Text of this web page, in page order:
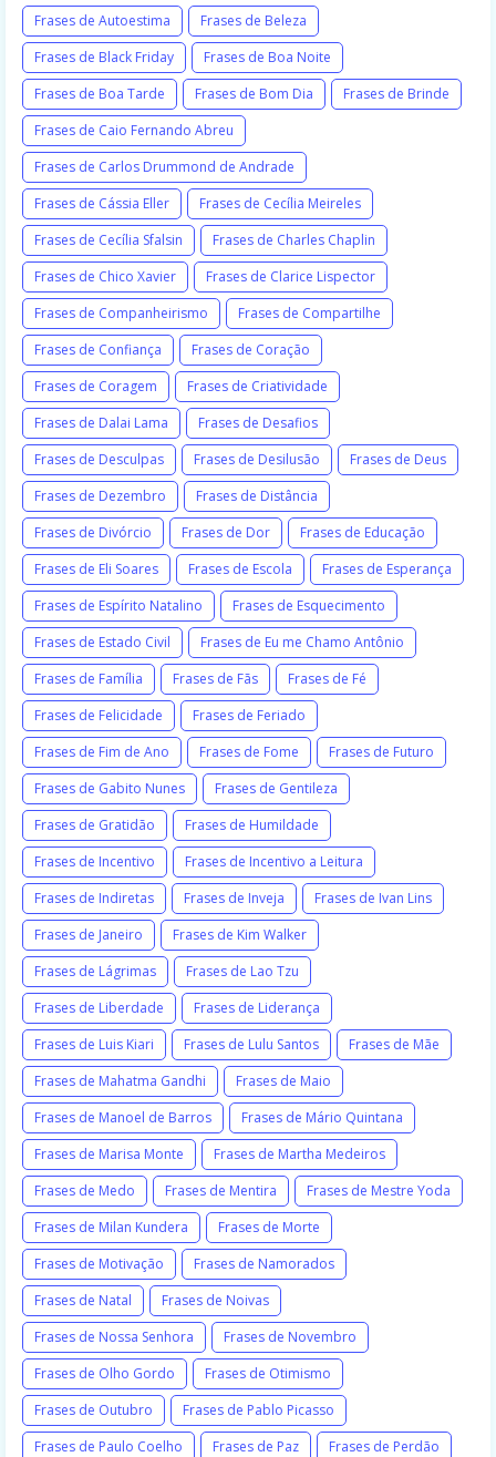
Frases de Autoestima
Frases de Beleza
Frases de Black Friday
Frases de Boa Noite
Frases de Boa Tarde
Frases de Bom Dia
Frases de Brinde
Frases de Caio Fernando Abreu
Frases de Carlos Drummond de Andrade
Frases de Cássia Eller
Frases de Cecília Meireles
Frases de Cecília Sfalsin
Frases de Charles Chaplin
Frases de Chico Xavier
Frases de Clarice Lispector
Frases de Companheirismo
Frases de Compartilhe
Frases de Confiança
Frases de Coração
Frases de Coragem
Frases de Criatividade
Frases de Dalai Lama
Frases de Desafios
Frases de Desculpas
Frases de Desilusão
Frases de Deus
Frases de Dezembro
Frases de Distância
Frases de Divórcio
Frases de Dor
Frases de Educação
Frases de Eli Soares
Frases de Escola
Frases de Esperança
Frases de Espírito Natalino
Frases de Esquecimento
Frases de Estado Civil
Frases de Eu me Chamo Antônio
Frases de Família
Frases de Fãs
Frases de Fé
Frases de Felicidade
Frases de Feriado
Frases de Fim de Ano
Frases de Fome
Frases de Futuro
Frases de Gabito Nunes
Frases de Gentileza
Frases de Gratidão
Frases de Humildade
Frases de Incentivo
Frases de Incentivo a Leitura
Frases de Indiretas
Frases de Inveja
Frases de Ivan Lins
Frases de Janeiro
Frases de Kim Walker
Frases de Lágrimas
Frases de Lao Tzu
Frases de Liberdade
Frases de Liderança
Frases de Luis Kiari
Frases de Lulu Santos
Frases de Mãe
Frases de Mahatma Gandhi
Frases de Maio
Frases de Manoel de Barros
Frases de Mário Quintana
Frases de Marisa Monte
Frases de Martha Medeiros
Frases de Medo
Frases de Mentira
Frases de Mestre Yoda
Frases de Milan Kundera
Frases de Morte
Frases de Motivação
Frases de Namorados
Frases de Natal
Frases de Noivas
Frases de Nossa Senhora
Frases de Novembro
Frases de Olho Gordo
Frases de Otimismo
Frases de Outubro
Frases de Pablo Picasso
Frases de Paulo Coelho
Frases de Paz
Frases de Perdão